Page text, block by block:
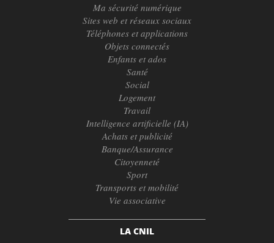
Ma sécurité numérique
Sites web et réseaux sociaux
Téléphones et applications
Objets connectés
Enfants et ados
Santé
Social
Logement
Travail
Intelligence artificielle (IA)
Achats et publicité
Banque/Assurance
Citoyenneté
Sport
Transports et mobilité
Vie associative
LA CNIL